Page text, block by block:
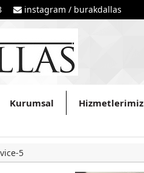
instagram / burakdallas
Kurumsal Hizmetlerimiz
5